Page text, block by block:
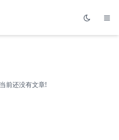
前还没有文章!